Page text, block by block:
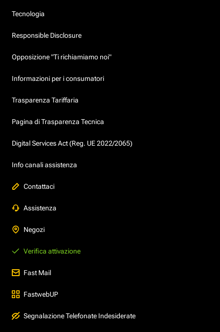
Tecnologia
Responsible Disclosure
Opposizione "Ti richiamiamo noi"
Informazioni per i consumatori
Trasparenza Tariffaria
Pagina di Trasparenza Tecnica
Digital Services Act (Reg. UE 2022/2065)
Info canali assistenza
Contattaci
Assistenza
Negozi
Verifica attivazione
Fast Mail
FastwebUP
Segnalazione Telefonate Indesiderate